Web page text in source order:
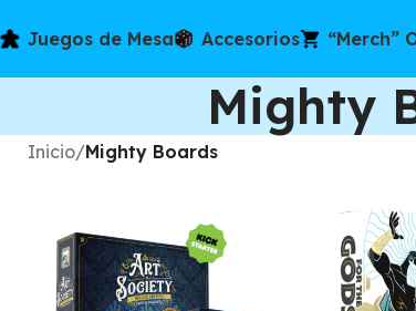
Juegos de Mesa Accesorios “Merch”
Mighty
Inicio/Mighty Boards